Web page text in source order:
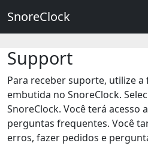
SnoreClock
Support
Para receber suporte, utilize a
embutida no SnoreClock.
SnoreClock. Você terá acesso
perguntas frequentes. Você
erros, fazer pedidos e